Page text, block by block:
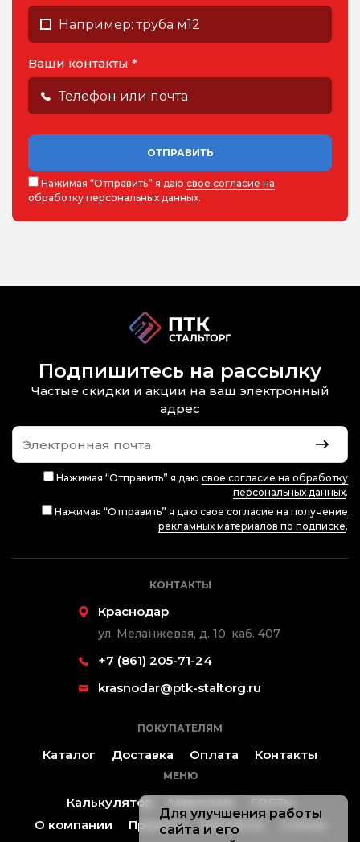
Ваши контакты *
ОТПРАВИТЬ
Нажимая “Отправить” я даю свое согласие на
обработку персональных данных.
Подпишитесь на рассылку
Частые скидки и акции на ваш электронный
адрес
Нажимая “Отправить” я даю свое согласие на обработку
персональных данных.
Нажимая “Отправить” я даю свое согласие на получение
рекламных материалов по подписке.
КОНТАКТЫ
Краснодар
ул. Меланжевая, д. 10, каб. 407
+7 (861) 205-71-24
krasnodar@ptk-staltorg.ru
ПОКУПАТЕЛЯМ
Каталог Доставка Оплата Контакты
МЕНЮ
Калькулятор Марочник
ГОСТы
О компании
Проекты Контакты
Для улучшения работы
сайта и его